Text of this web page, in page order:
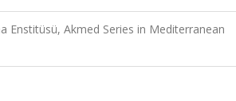
Enstitüsü, Akmed Series in Mediterranean